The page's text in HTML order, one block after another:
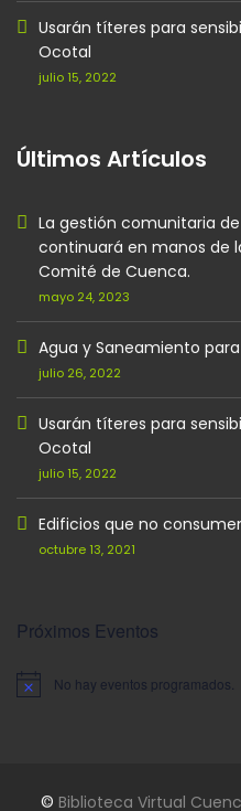
Usarán títeres para
Ocotal
julio 15, 2022
Últimos Artículos
La gestión comunitaria
continuará en manos de
Comité de Cuenca.
mayo 24, 2023
Agua y Saneamiento
julio 26, 2022
Usarán títeres para
Ocotal
julio 15, 2022
Edificios que no
octubre 13, 2021
Próximos Eventos
Aviso No hay eventos programados.
© Biblioteca Virtual